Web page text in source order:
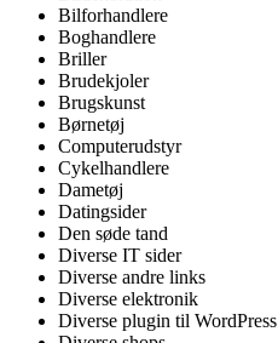
Bilforhandlere
Boghandlere
Briller
Brudekjoler
Brugskunst
Børnetøj
Computerudstyr
Cykelhandlere
Dametøj
Datingsider
Den søde tand
Diverse IT sider
Diverse andre links
Diverse elektronik
Diverse plugin til WordPress